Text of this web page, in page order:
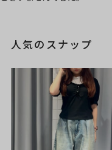
人気のスナップ